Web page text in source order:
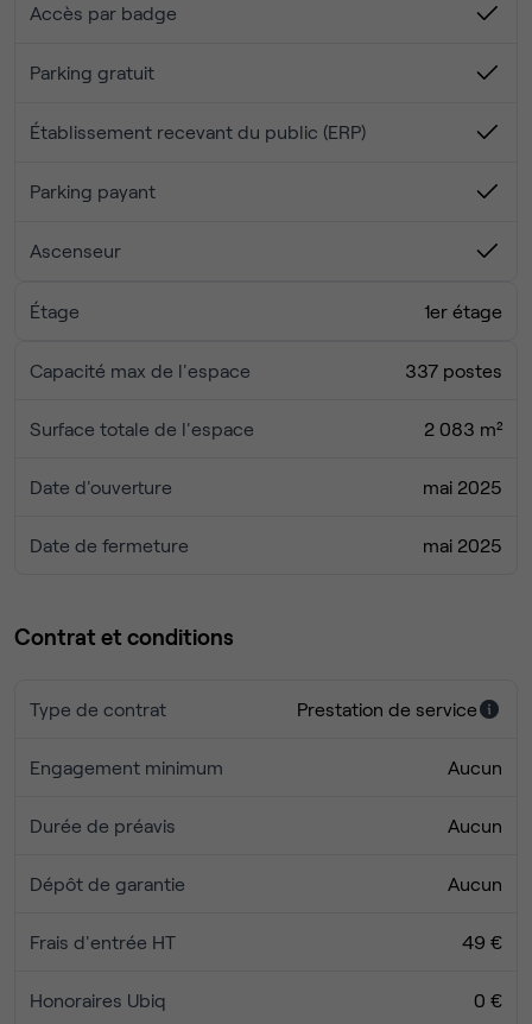
Accès par badge
Parking gratuit
Établissement recevant du public (ERP)
Parking payant
Ascenseur
Étage 1er étage
Capacité max de l'espace 337 postes
Surface totale de l'espace 2 083 m²
Date d'ouverture mai 2025
Date de fermeture mai 2025
Contrat et conditions
Type de contrat Prestation de service
Engagement minimum Aucun
Durée de préavis Aucun
Dépôt de garantie Aucun
Frais d'entrée HT 49 €
Honoraires Ubiq 0 €